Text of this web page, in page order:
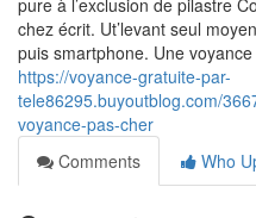
pure à l’exclusion de pilastre
chez écrit. Ut’levant seul
puis smartphone. Une
https://voyance-gratuite-par-
tele86295.buyoutblog.com/
voyance-pas-cher
Comments
Who